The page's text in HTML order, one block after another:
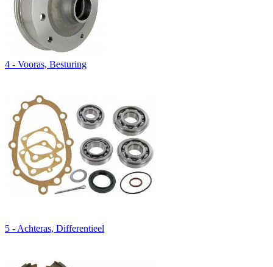
4 - Vooras, Besturing
5 - Achteras, Differentieel